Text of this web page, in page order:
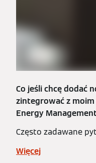
Co jeśli chcę dodać
zintegrować z
Energy
Często zadawane
Więcej